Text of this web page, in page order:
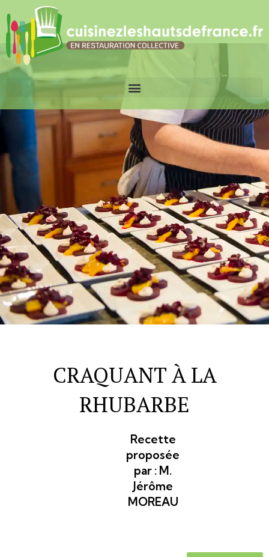
CRAQUANT À LA
RHUBARBE
Recette
proposée
par : M.
Jérôme
MOREAU